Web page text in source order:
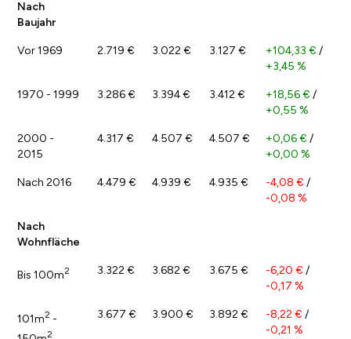
Nach
Baujahr
Vor 1969 2.719 € 3.022 € 3.127 € +104,33 € /
+3,45 %
1970 - 1999 3.286 € 3.394 € 3.412 € +18,56 € /
+0,55 %
2000 -
2015
4.317 € 4.507 € 4.507 € +0,06 € /
+0,00 %
Nach 2016 4.479 € 4.939 € 4.935 € -4,08 € /
-0,08 %
Nach
Wohnfläche
Bis 100m2 3.322 € 3.682 € 3.675 € -6,20 € /
-0,17 %
101m2 -
2
3.677 € 3.900 € 3.892 € -8,22 € /
-0,21 %